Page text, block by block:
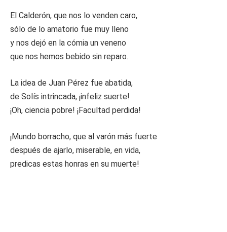
El Calderón, que nos lo venden caro,
sólo de lo amatorio fue muy lleno
y nos dejó en la cómia un veneno
que nos hemos bebido sin reparo.
La idea de Juan Pérez fue abatida,
de Solís intrincada, ¡infeliz suerte!
¡Oh, ciencia pobre! ¡Facultad perdida!
¡Mundo borracho, que al varón más fuerte
después de ajarlo, miserable, en vida,
predicas estas honras en su muerte!